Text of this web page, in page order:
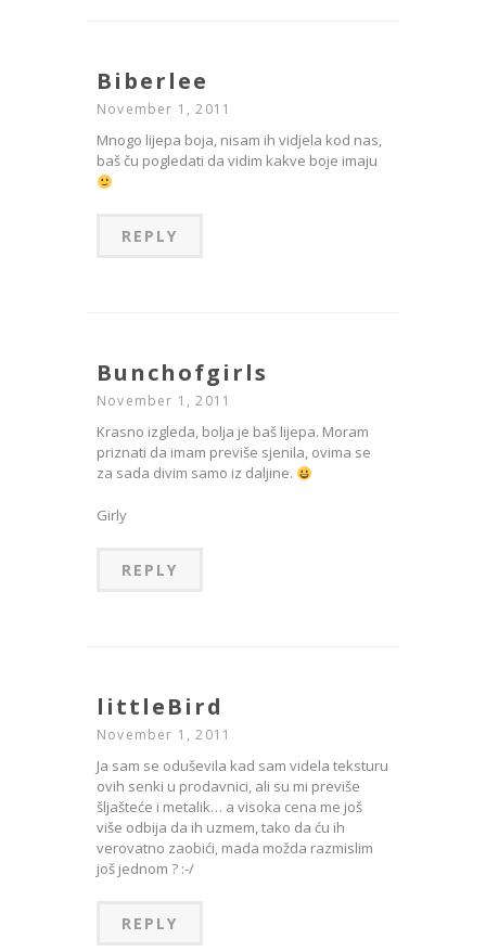
Biberlee
November 1, 2011
Mnogo lijepa boja, nisam ih vidjela kod nas,
baš ču pogledati da vidim kakve boje imaju
REPLY
Bunchofgirls
November 1, 2011
Krasno izgleda, bolja je baš lijepa. Moram
priznati da imam previše sjenila, ovima se
za sada divim samo iz daljine.
Girly
REPLY
littleBird
November 1, 2011
Ja sam se oduševila kad sam videla teksturu
ovih senki u prodavnici, ali su mi previše
šljašteće i metalik… a visoka cena me još
više odbija da ih uzmem, tako da ću ih
verovatno zaobići, mada možda razmislim
još jednom ? :-/
REPLY